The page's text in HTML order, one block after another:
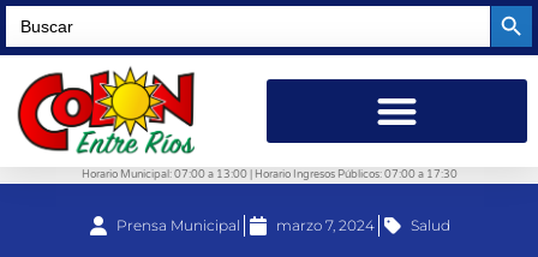
Search
for:
Horario Municipal: 07:00 a 13:00 | Horario Ingresos Públicos: 07:00 a 17:30
Prensa Municipal marzo 7, 2024 Salud